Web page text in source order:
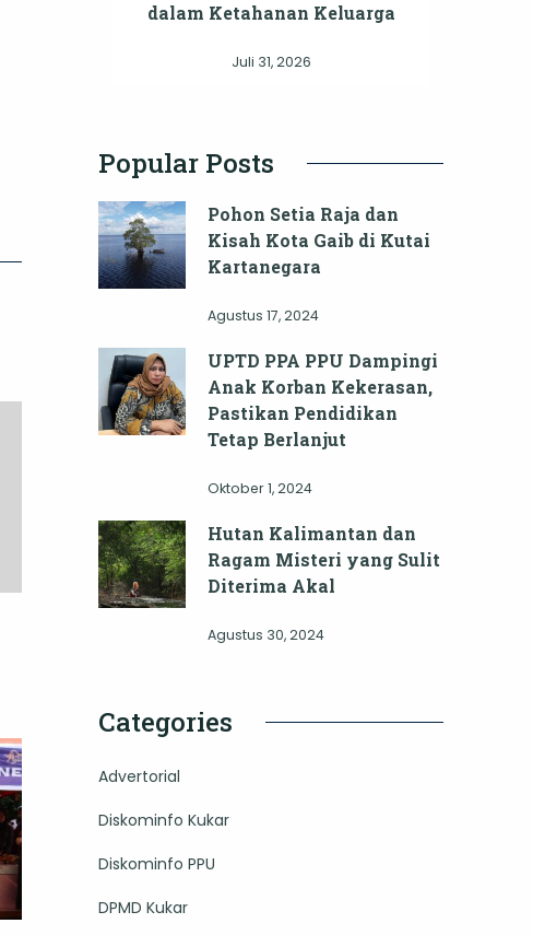
dalam Ketahanan Keluarga
Juli 31, 2026
Popular Posts
Pohon Setia Raja dan
Kisah Kota Gaib di Kutai
Kartanegara
Agustus 17, 2024
UPTD PPA PPU Dampingi
Anak Korban Kekerasan,
Pastikan Pendidikan
Tetap Berlanjut
Oktober 1, 2024
Hutan Kalimantan dan
Ragam Misteri yang Sulit
Diterima Akal
Agustus 30, 2024
Categories
Advertorial
Diskominfo Kukar
Diskominfo PPU
DPMD Kukar